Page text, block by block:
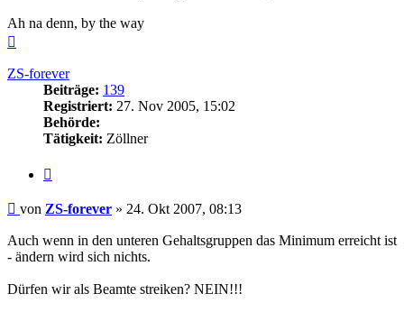
Ah na denn, by the way
ZS-forever
Beiträge: 139
Registriert: 27. Nov 2005, 15:02
Behörde:
Tätigkeit: Zöllner
Beitrag
von ZS-forever » 24. Okt 2007, 08:13
Auch wenn in den unteren Gehaltsgruppen das Minimum erreicht ist
- ändern wird sich nichts.
Dürfen wir als Beamte streiken? NEIN!!!